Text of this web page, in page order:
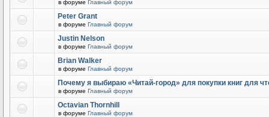
в форуме Главный форум
Peter Grant
в форуме Главный форум
Justin Nelson
в форуме Главный форум
Brian Walker
в форуме Главный форум
Почему я выбираю «Читай-город» для покупки книг для
в форуме Главный форум
Octavian Thornhill
в форуме Главный форум